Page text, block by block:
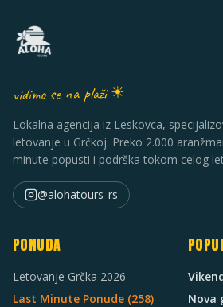
vidimo se na plaži ☀
Lokalna agencija iz Leskovca,
letovanje u Grčkoj. Preko 2.000
minute popusti i podrška tokom celog
@alohatours_rs
PONUDA
Letovanje Grčka 2026
Last Minute Ponude (258)
Nova